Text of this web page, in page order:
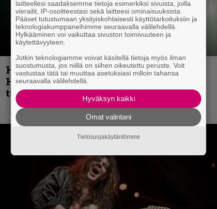
Helloween- ja Gamma Ray -mies Kai
Hansen julkaisi uuden maistiaisen
tulevalta soololevyltä
laitteellesi saadaksemme tietoja esimerkiksi sivuista, joilla
vierailit, IP-osoitteestasi sekä laitteesi ominaisuuksista.
Pääset tutustumaan yksityiskohtaisesti käyttötarkoituksiin ja
teknologiakumppaneihimme seuraavalla välilehdellä.
Hylkääminen voi vaikuttaa sivuston toimivuuteen ja
käytettävyyteen.
Jotkin teknologiamme voivat käsitellä tietoja myös ilman
suostumusta, jos niillä on siihen oikeutettu peruste. Voit
vastustaa tätä tai muuttaa asetuksiasi milloin tahansa
seuraavalla välilehdellä.
Hyväksyn kaikki
Omat valintani
Tietosuojakäytäntömme